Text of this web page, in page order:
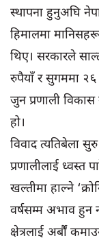
स्थापना हुनुअघि
हिमालमा
थिए। सरकारले
रुपैयाँ र सुगममा २६
जुन प्रणाली विकास
हो।
विवाद त्यतिबेला
प्रणालीलाई ध्वस्त
खल्तीमा हाल्ने
वर्षसम्म अभाव हुन
क्षेत्रलाई अर्बौं